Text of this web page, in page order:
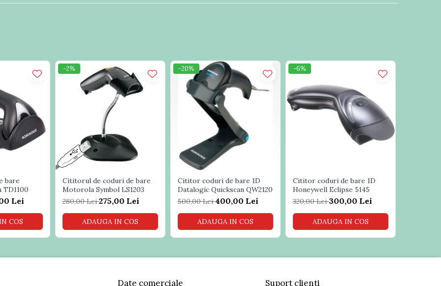
bare
TD1100
Lei
COS
-2%
Cititorul de coduri de bare
Motorola Symbol LS1203
280,00 Lei275,00 Lei
ADAUGA IN COS
-20%
Cititor coduri de bare 1D
Datalogic Quickscan QW2120
500,00 Lei400,00 Lei
ADAUGA IN COS
-6%
Cititor coduri de bare 1D
Honeywell Eclipse 5145
320,00 Lei300,00 Lei
ADAUGA IN COS
Date comerciale Suport clienti